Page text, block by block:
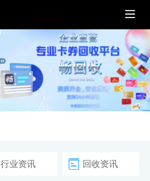
行业资讯 回收资讯